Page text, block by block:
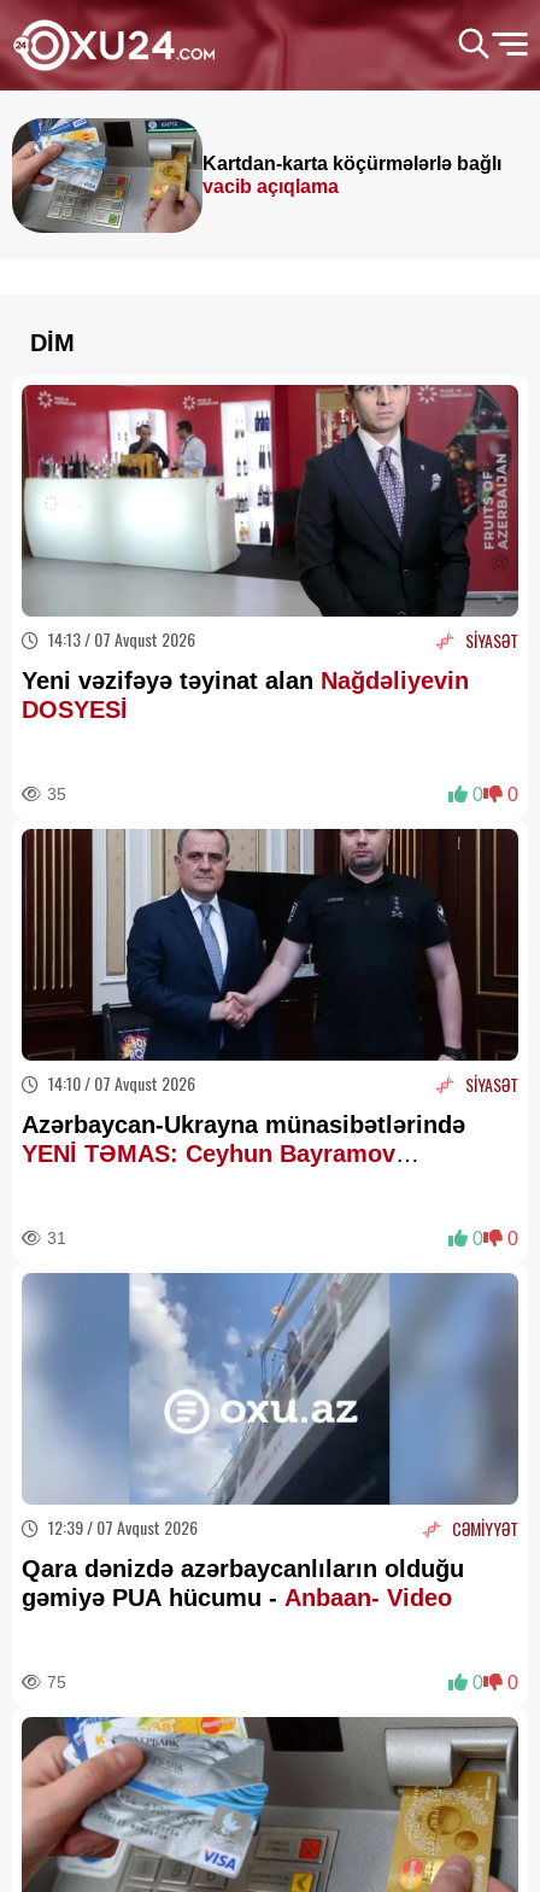
Kartdan-karta köçürmələrlə bağlı
vacib açıqlama
DİM
14:13 / 07 Avqust 2026 SİYASƏT
Yeni vəzifəyə təyinat alan Nağdəliyevin
DOSYESİ
35 0 0
14:10 / 07 Avqust 2026 SİYASƏT
Azərbaycan-Ukrayna münasibətlərində
YENİ TƏMAS: Ceyhun Bayramov
31 0 0
12:39 / 07 Avqust 2026 CƏMİYYƏT
Qara dənizdə azərbaycanlıların olduğu
gəmiyə PUA hücumu - Anbaan- Video
75 0 0